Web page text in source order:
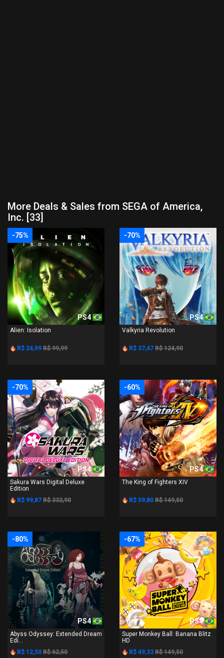
More Deals & Sales from SEGA of America,
Inc. [33]
-75%
PS4
Alien: Isolation
R$ 24,99 R$ 99,99
-70%
PS4
Valkyria Revolution
R$ 37,47 R$ 124,90
-70%
PS4
Sakura Wars Digital Deluxe
Edition
R$ 99,87 R$ 332,90
-60%
PS4
The King of Fighters XIV
R$ 59,80 R$ 149,50
-80%
PS4
Abyss Odyssey: Extended Dream
Edi...
R$ 12,50 R$ 62,50
-67%
PS4
Super Monkey Ball: Banana Blitz
HD
R$ 49,33 R$ 149,50